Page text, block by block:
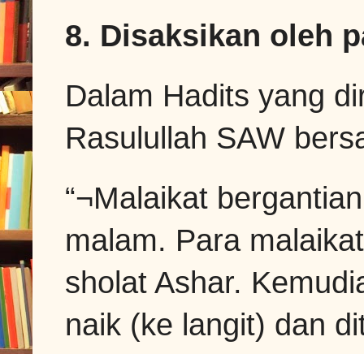
8. Disaksikan oleh
Dalam Hadits yang
Rasulullah SAW
“¬Malaikat
malam. Para
sholat Ashar.
naik (ke langit) dan